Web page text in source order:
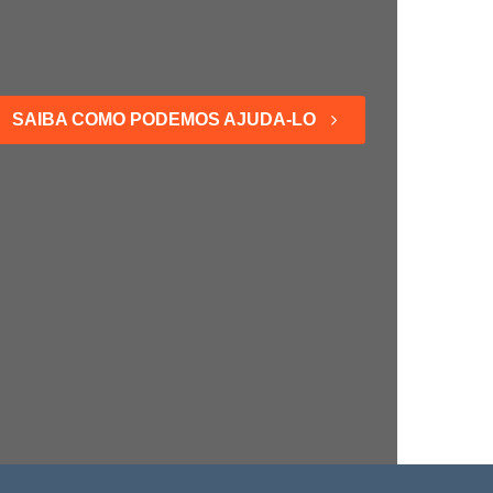
SAIBA COMO PODEMOS AJUDA-LO